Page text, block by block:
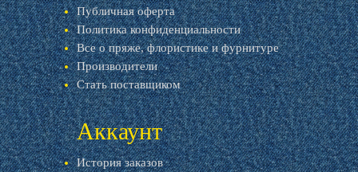
Публичная оферта
Политика конфиденциальности
Все о пряже, флористике и фурнитуре
Производители
Стать поставщиком
Аккаунт
История заказов